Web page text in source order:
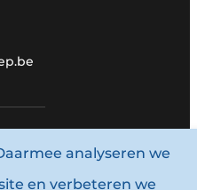
analyseren we
en verbeteren we